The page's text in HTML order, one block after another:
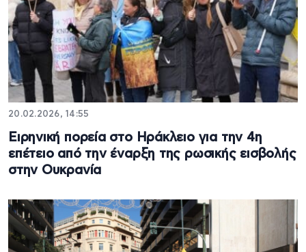
20.02.2026, 14:55
Ειρηνική πορεία στο Ηράκλειο για την 4η
επέτειο από την έναρξη της ρωσικής εισβολής
στην Ουκρανία